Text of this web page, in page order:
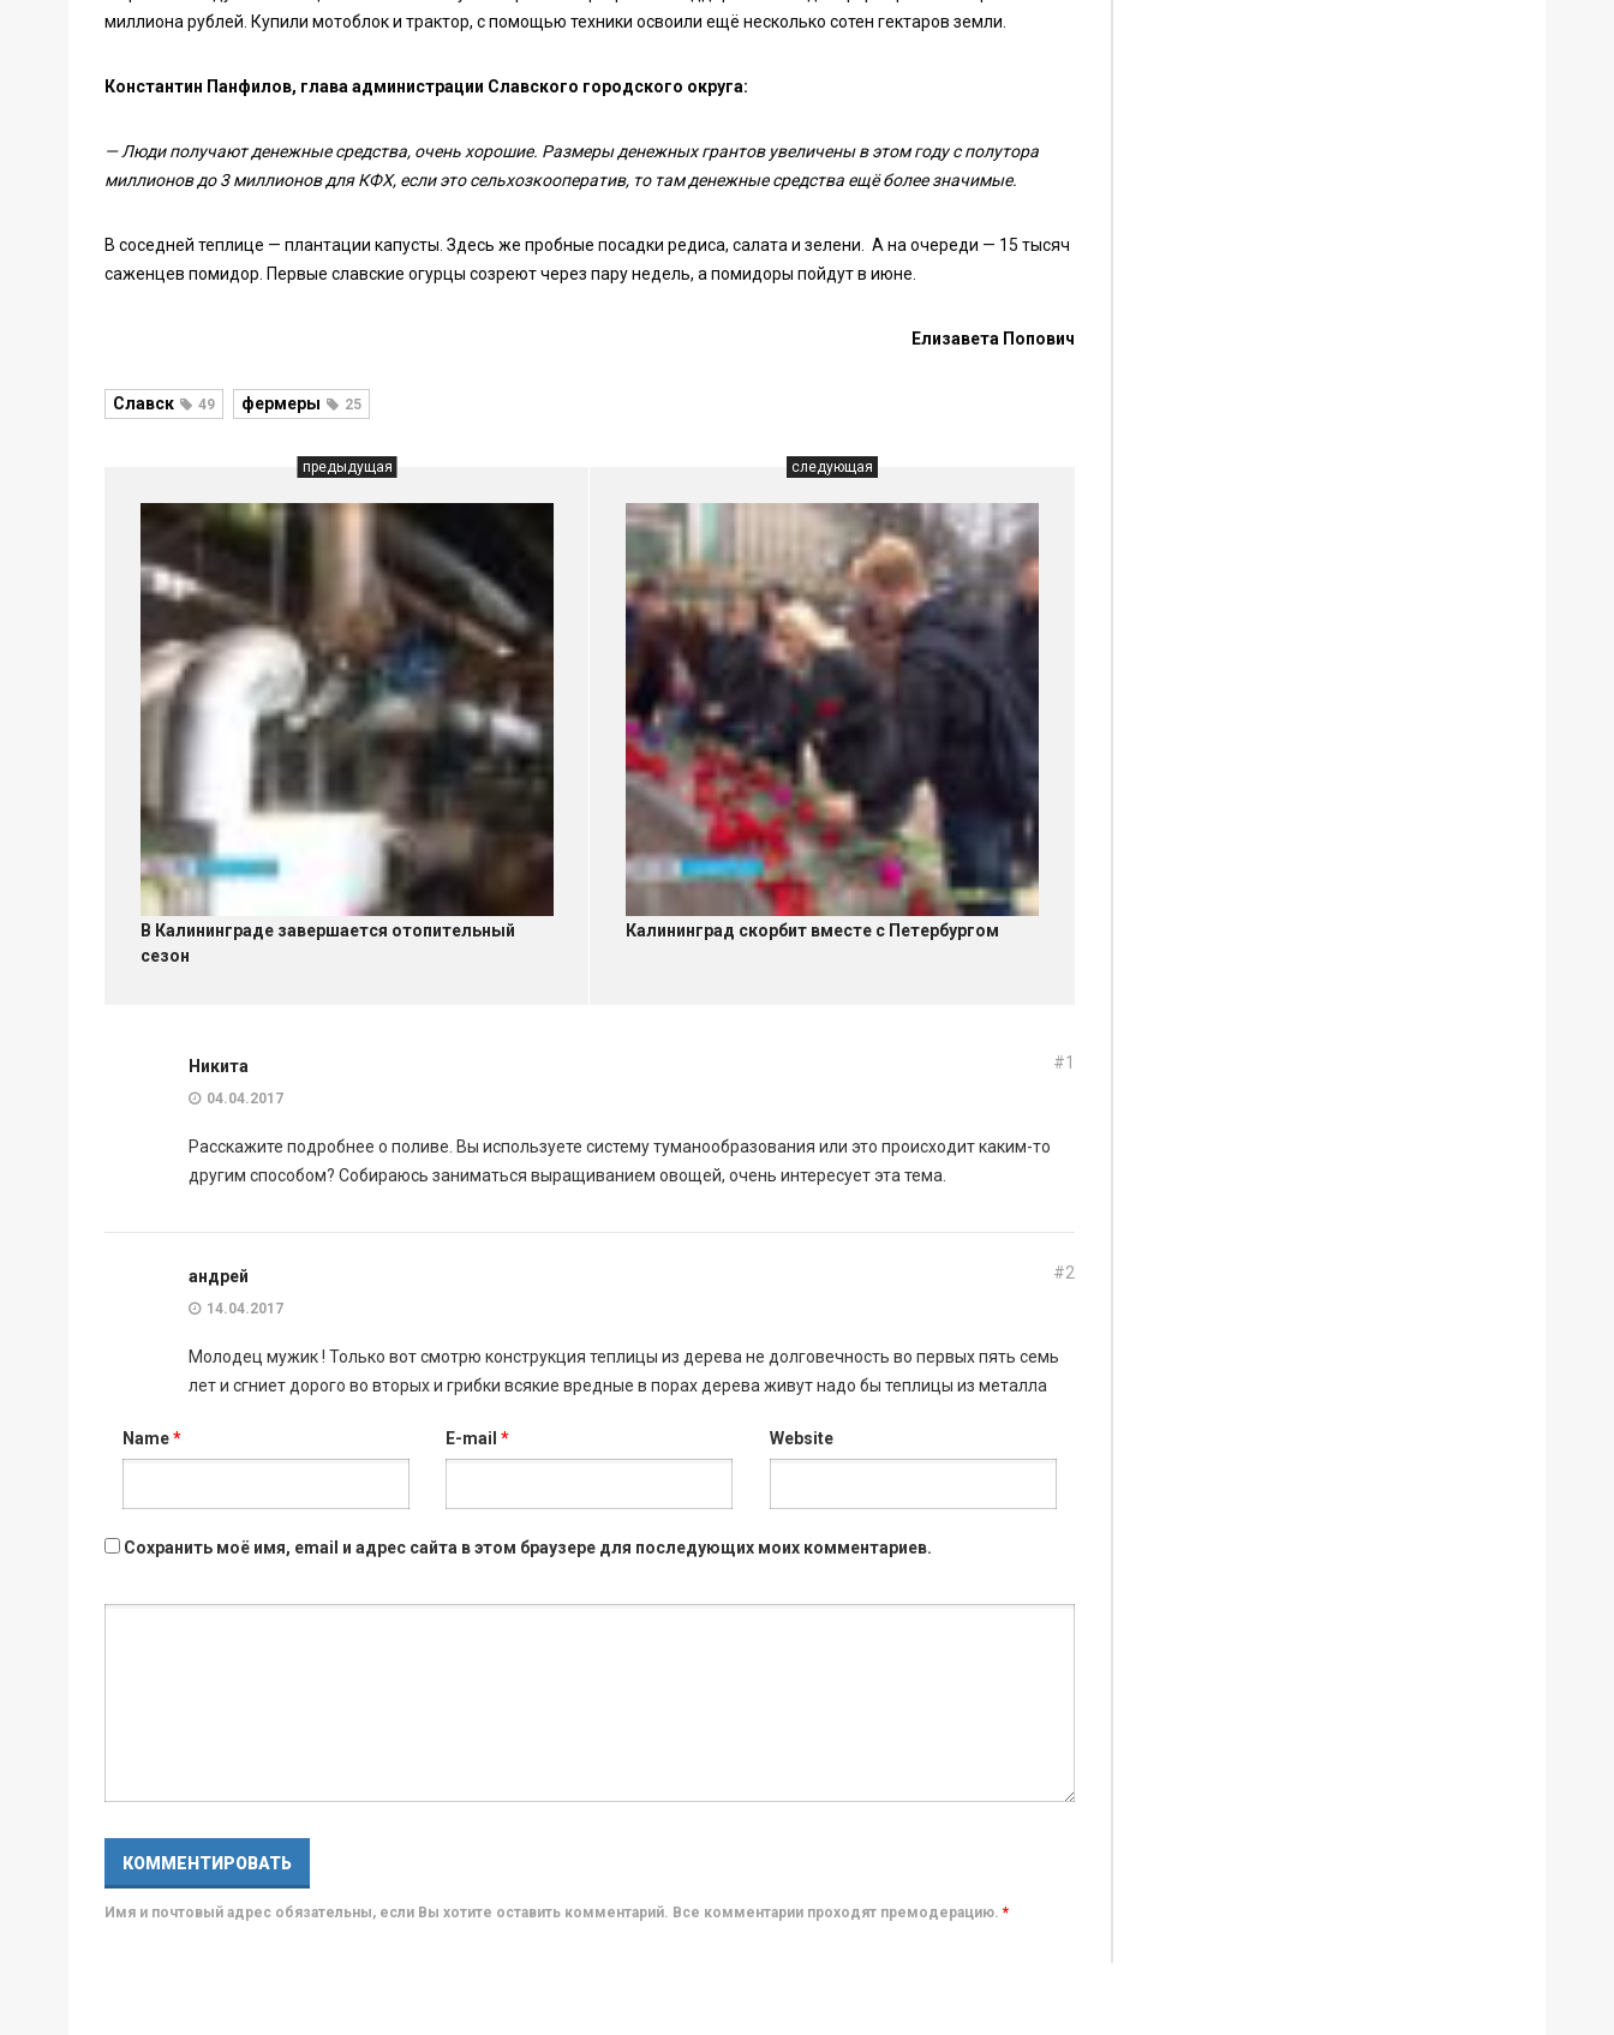
миллиона рублей. Купили мотоблок и трактор, с помощью техники освоили ещё несколько сотен гектаров земли.
Константин Панфилов, глава администрации Славского городского округа:
— Люди получают денежные средства, очень хорошие. Размеры денежных грантов увеличены в этом году с полутора
миллионов до 3 миллионов для КФХ, если это сельхозкооператив, то там денежные средства ещё более значимые.
В соседней теплице — плантации капусты. Здесь же пробные посадки редиса, салата и зелени. А на очереди — 15 тысяч
саженцев помидор. Первые славские огурцы созреют через пару недель, а помидоры пойдут в июне.
Елизавета Попович
Славск 49 фермеры 25
предыдущая
В Калининграде завершается отопительный
сезон
следующая
Калининград скорбит вместе с Петербургом
Никита #1
04.04.2017
Расскажите подробнее о поливе. Вы используете систему туманообразования или это происходит каким-то
другим способом? Собираюсь заниматься выращиванием овощей, очень интересует эта тема.
андрей #2
14.04.2017
Молодец мужик ! Только вот смотрю конструкция теплицы из дерева не долговечность во первых пять семь
лет и сгниет дорого во вторых и грибки всякие вредные в порах дерева живут надо бы теплицы из металла
Name* E-mail* Website
Сохранить моё имя, email и адрес сайта в этом браузере для последующих моих комментариев.
Имя и почтовый адрес обязательны, если Вы хотите оставить комментарий. Все комментарии проходят премодерацию. *